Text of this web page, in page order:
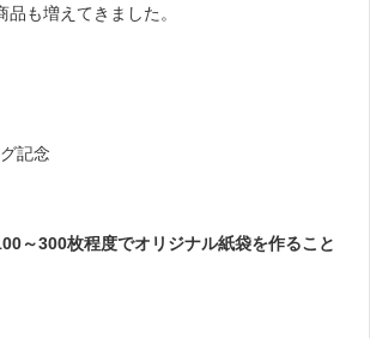
も増えてきました。
記念
～300枚程度でオリジナル紙袋を作ること